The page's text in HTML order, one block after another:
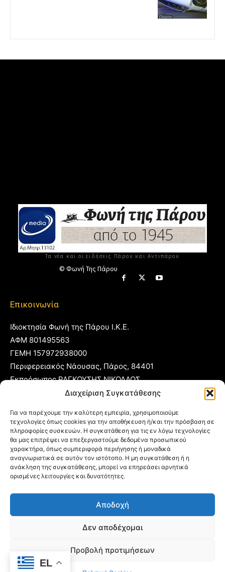
Διαχείριση Συγκατάθεσης
Για να παρέχουμε την καλύτερη εμπειρία, χρησιμοποιούμε
τεχνολογίες όπως cookies για την αποθήκευση ή/και την πρόσβαση σε
πληροφορίες συσκευών. Η συγκατάθεση για τις εν λόγω τεχνολογίες
θα μας επιτρέψει να επεξεργαστούμε δεδομένα προσωπικού
χαρακτήρα, όπως συμπεριφορά περιήγησης ή μοναδικά
αναγνωριστικά σε αυτόν τον ιστότοπο. Η μη συγκατάθεση ή η
ανάκληση της συγκατάθεσης, μπορεί να επηρεάσει αρνητικά
ορισμένες λειτουργίες και δυνατότητες.
Αποδοχή
Δεν αποδέχομαι
Προβολή προτιμήσεων
Τα νέα και οι ειδήσεις Πάρου και Αντιπάρου
© Φωνή Της Πάρου
Επικοινωνία
Ιδιοκτησία Φωνή της Πάρου Ι.Κ.Ε.
ΑΦΜ 801495563
ΓΕΜΗ 157972938000
Περιφερειακός Νάουσας, Πάρος, 84401
Εκπρόσωπος ΡΑΓΚΟΥΣΗΣ ΝΙΚΟΛΑΟΣ
Κ:6977 248885
E:foni@typoparos.gr(για αγγελίες:sales@typoparos.gr)
Πολιτική απορρήτου & Cookies
EL